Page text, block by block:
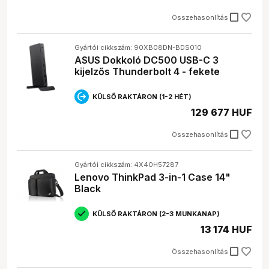
Összehasonlítás check_box_outline_blank
Gyártói cikkszám: 90XB08DN-BDS010
ASUS Dokkoló DC500 USB-C 3
kijelzős Thunderbolt 4 - fekete
KÜLSŐ RAKTÁRON (1-2 HÉT)
Összehasonlítás check_box_outline_blank
129 677 HUF
Gyártói cikkszám: 4X40H57287
Lenovo ThinkPad 3-in-1 Case 14"
Black
KÜLSŐ RAKTÁRON (2-3 MUNKANAP)
Összehasonlítás check_box_outline_blank
13 174 HUF